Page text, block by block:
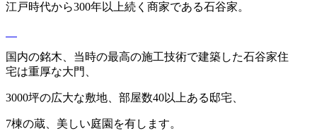
江戸時代から300年以上続く商家である石谷家。
国内の銘木、当時の最高の施工技術で建築した石谷家住
宅は重厚な大門、
3000坪の広大な敷地、部屋数40以上ある邸宅、
7棟の蔵、美しい庭園を有します。